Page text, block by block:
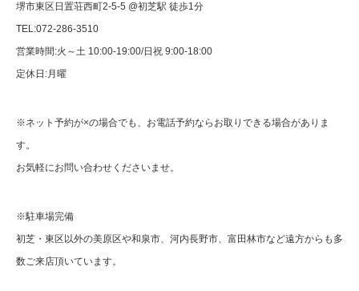
堺市東区日置荘西町2-5-5 @初芝駅 徒歩1分
TEL:072-286-3510
営業時間 :火～土 10:00-19:00/日祝 9:00-18:00
定休日 :月曜
※ネット予約が×の場合でも、お電話予約ならお取りできる場合がありま
す。
お気軽にお問い合わせくださいませ。
※駐車場完備
初芝・東区以外の美原区や和泉市、河内長野市、富田林市など遠方からも多
数ご来店頂いています。